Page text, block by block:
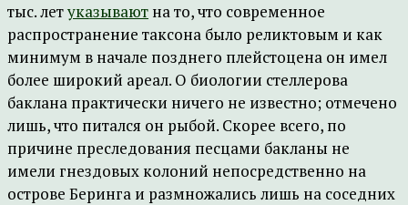
тыс. летуказывают на то, что современное
распространение таксона было реликтовым и как
минимум в начале позднего плейстоцена он имел
более широкий ареал. О биологии стеллерова
баклана практически ничего не известно; отмечено
лишь, что питался он рыбой. Скорее всего, по
причине преследования песцами бакланы не
имели гнездовых колоний непосредственно на
острове Беринга и размножались лишь на соседних